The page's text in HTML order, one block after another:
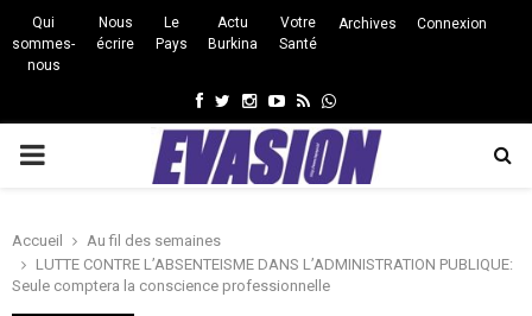
Qui
sommes-
nous
Nous
écrire
Le
Pays
Actu
Burkina
Votre
Santé
Archives Connexion
Facebook
Twitter
Instagram
Youtube
RssWhatsapp
PRIMARY
Accueil
Au fil des semaines
LUTTE CONTRE L’ABSENTEISME DANS L’ADMINISTRATION PUBLIQUE:
Seule comptera la conscience professionnelle